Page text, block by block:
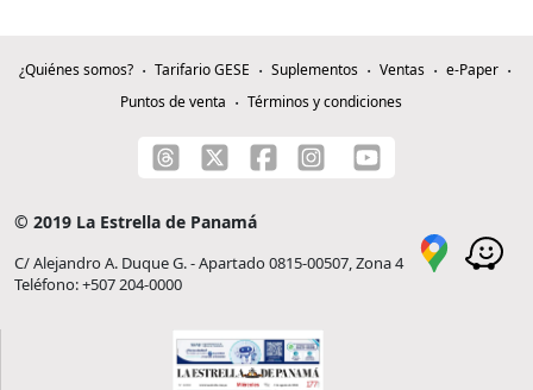
¿Quiénes somos? Tarifario GESE Suplementos Ventas
e-Paper
Puntos de venta
Términos y condiciones
© 2019 La Estrella de Panamá
C/ Alejandro A. Duque G. - Apartado 0815-00507, Zona 4
Teléfono: +507 204-0000